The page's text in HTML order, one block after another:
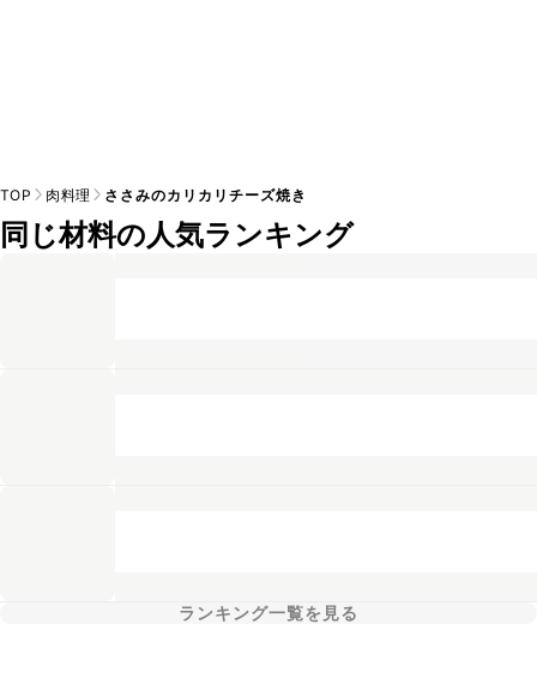
TOP 肉料理 ささみのカリカリチーズ焼き
同じ材料の人気ランキング
ランキング一覧を見る